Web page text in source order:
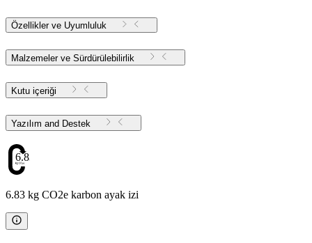
Özellikler ve Uyumluluk
Malzemeler ve Sürdürülebilirlik
Kutu içeriği
Yazılım and Destek
6.83
6.83 kg CO2e karbon ayak izi